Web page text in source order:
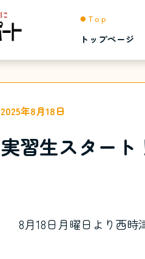
Top
トップページ
2025年8月18日
実習生スタート
8月18日月曜日より西時